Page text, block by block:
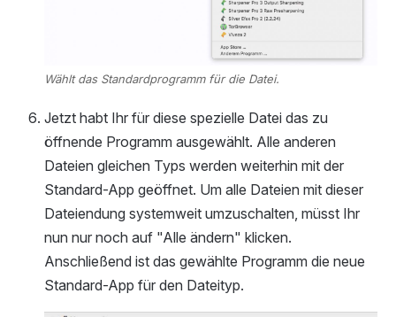
Wählt das Standardprogramm für die Datei.
Jetzt habt Ihr für diese spezielle Datei das zu
öffnende Programm ausgewählt. Alle anderen
Dateien gleichen Typs werden weiterhin mit der
Standard-App geöffnet. Um alle Dateien mit dieser
Dateiendung systemweit umzuschalten, müsst Ihr
nun nur noch auf "Alle ändern" klicken.
Anschließend ist das gewählte Programm die neue
Standard-App für den Dateityp.